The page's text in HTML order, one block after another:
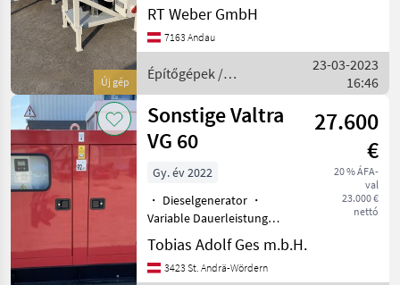
Új gép
Österreichweit frei Haus 3-
inkl. Bolzen, Unterlenker
und Oberlenker K
RT Weber GmbH
7163 Andau
Építőgépek /
Sonstige
23-03-2023
16:46
Sonstige Valtra
VG 60
27.600
€
20 % ÁFA-
val
23.000 €
nettó
Gy. év 2022
・ Dieselgenerator ・
Variable Dauerleistung
(PRP) kVA/kW: 60/48 ・
Notstromleistung (LTP)
kVA/kW: 66/53 ・ Zylinder:
Tobias Adolf Ges m.b.H.
3423 St. Andrä-Wördern